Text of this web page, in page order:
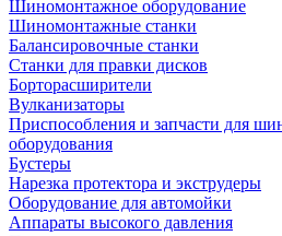
Шиномонтажное оборудование
Шиномонтажные станки
Балансировочные станки
Станки для правки дисков
Борторасширители
Вулканизаторы
Приспособления и запчасти для
оборудования
Бустеры
Нарезка протектора и экструдеры
Оборудование для автомойки
Аппараты высокого давления